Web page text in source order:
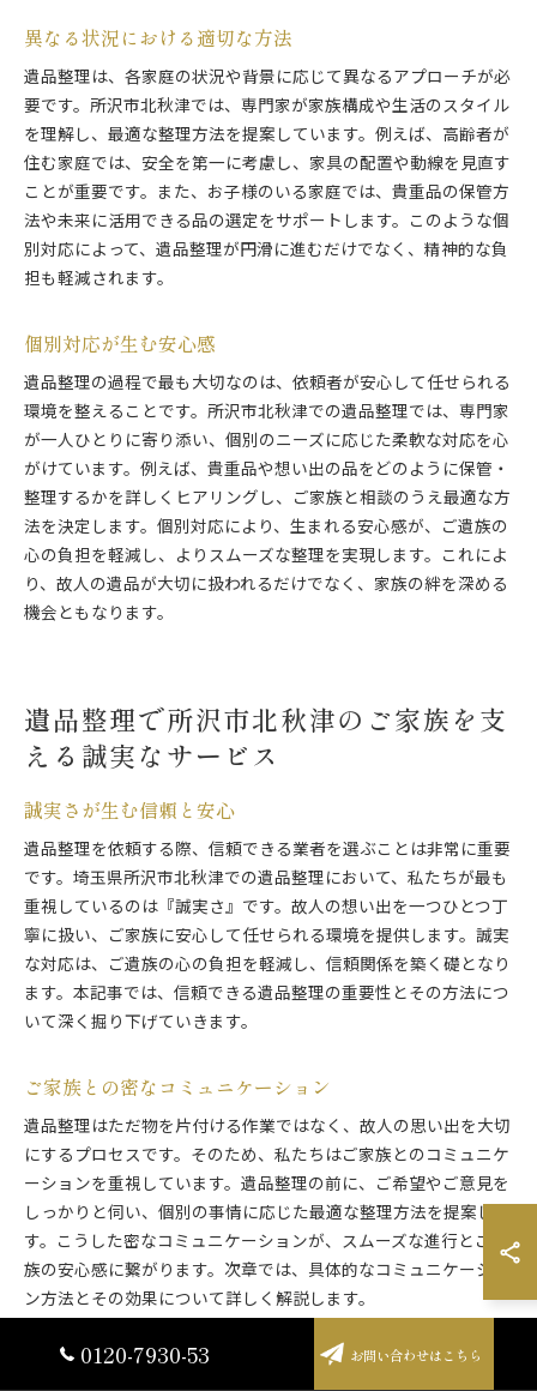
異なる状況における適切な方法
遺品整理は、各家庭の状況や背景に応じて異なるアプローチが必
要です。所沢市北秋津では、専門家が家族構成や生活のスタイル
を理解し、最適な整理方法を提案しています。例えば、高齢者が
住む家庭では、安全を第一に考慮し、家具の配置や動線を見直す
ことが重要です。また、お子様のいる家庭では、貴重品の保管方
法や未来に活用できる品の選定をサポートします。このような個
別対応によって、遺品整理が円滑に進むだけでなく、精神的な負
担も軽減されます。
個別対応が生む安心感
遺品整理の過程で最も大切なのは、依頼者が安心して任せられる
環境を整えることです。所沢市北秋津での遺品整理では、専門家
が一人ひとりに寄り添い、個別のニーズに応じた柔軟な対応を心
がけています。例えば、貴重品や想い出の品をどのように保管・
整理するかを詳しくヒアリングし、ご家族と相談のうえ最適な方
法を決定します。個別対応により、生まれる安心感が、ご遺族の
心の負担を軽減し、よりスムーズな整理を実現します。これによ
り、故人の遺品が大切に扱われるだけでなく、家族の絆を深める
機会ともなります。
遺品整理で所沢市北秋津のご家族を支
える誠実なサービス
誠実さが生む信頼と安心
遺品整理を依頼する際、信頼できる業者を選ぶことは非常に重要
です。埼玉県所沢市北秋津での遺品整理において、私たちが最も
重視しているのは『誠実さ』です。故人の想い出を一つひとつ丁
寧に扱い、ご家族に安心して任せられる環境を提供します。誠実
な対応は、ご遺族の心の負担を軽減し、信頼関係を築く礎となり
ます。本記事では、信頼できる遺品整理の重要性とその方法につ
いて深く掘り下げていきます。
ご家族との密なコミュニケーション
遺品整理はただ物を片付ける作業ではなく、故人の思い出を大切
にするプロセスです。そのため、私たちはご家族とのコミュニケ
ーションを重視しています。遺品整理の前に、ご希望やご意見を
しっかりと伺い、個別の事情に応じた最適な整理方法を提案しま
す。こうした密なコミュニケーションが、スムーズな進行とご家
族の安心感に繋がります。次章では、具体的なコミュニケーショ
ン方法とその効果について詳しく解説します。
遺族の立場に立った配慮と対応
0120-7930-53 お問い合わせはこちら